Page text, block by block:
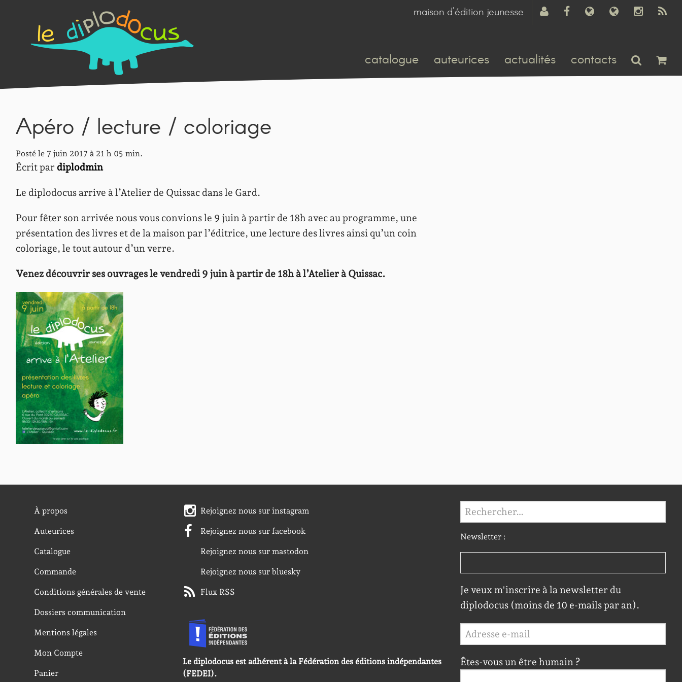
maison d'édition jeunesse
catalogue auteurices actualités contacts
Apéro / lecture / coloriage
Posté le 7 juin 2017 à 21 h 05 min.
Écrit par diplodmin
Le diplodocus arrive à l’Atelier de Quissac dans le Gard.
Pour fêter son arrivée nous vous convions le 9 juin à partir de 18h avec au programme, une
présentation des livres et de la maison par l’éditrice, une lecture des livres ainsi qu’un coin
coloriage, le tout autour d’un verre.
Venez découvrir ses ouvrages le vendredi 9 juin à partir de 18h à l’Atelier à Quissac.
À propos
Auteurices
Catalogue
Commande
Conditions générales de vente
Dossiers communication
Mentions légales
Mon Compte
Panier
Rejoignez nous sur instagram
Rejoignez nous sur facebook
Rejoignez nous sur mastodon
Rejoignez nous sur bluesky
Flux RSS
Le diplodocus est adhérent à la Fédération des éditions indépendantes
(FEDEI).
Rechercher :
Newsletter :
Je veux m'inscrire à la newsletter du
diplodocus (moins de 10 e-mails par an).
Êtes-vous un être humain ?